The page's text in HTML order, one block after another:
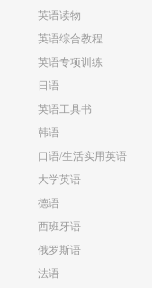
英语读物
英语综合教程
英语专项训练
日语
英语工具书
韩语
口语/生活实用英语
大学英语
德语
西班牙语
俄罗斯语
法语